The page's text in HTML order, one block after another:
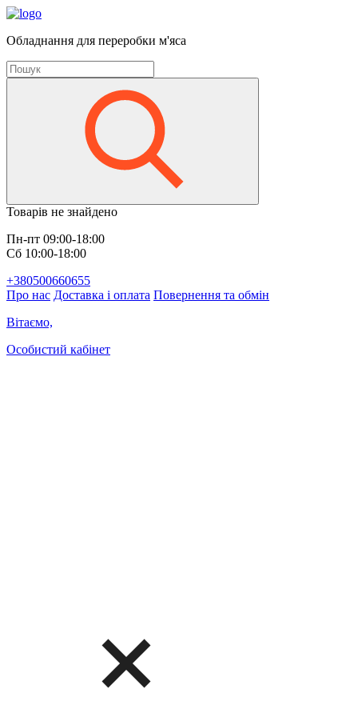
Обладнання для переробки м'яса
Товарів не знайдено
Пн-пт 09:00-18:00
Сб 10:00-18:00
+380500660655
Про нас Доставка і оплата Повернення та обмін
Вітаємо,
Особистий кабінет